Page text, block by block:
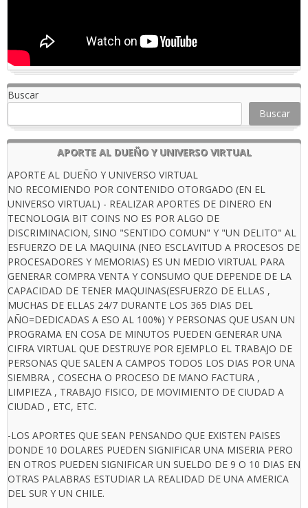
Buscar
Buscar
APORTE AL DUEÑO Y UNIVERSO VIRTUAL
APORTE AL DUEÑO Y UNIVERSO VIRTUAL
NO RECOMIENDO POR CONTENIDO OTORGADO (EN EL
UNIVERSO VIRTUAL) - REALIZAR APORTES DE DINERO EN
TECNOLOGIA BIT COINS NO ES POR ALGO DE
DISCRIMINACION, SINO "SENTIDO COMUN" Y "UN DELITO" AL
ESFUERZO DE LA MAQUINA (NEO ESCLAVITUD A PROCESOS DE
PROCESADORES Y MEMORIAS) ES UN MEDIO VIRTUAL PARA
GENERAR COMPRA VENTA Y CONSUMO QUE DEPENDE DE LA
CAPACIDAD DE TENER MAQUINAS(ESFUERZO DE ELLAS ,
MUCHAS DE ELLAS 24/7 DURANTE LOS 365 DIAS DEL
AÑO=DEDICADAS A ESO AL 100%) Y PERSONAS QUE USAN UN
PROGRAMA EN COSA DE MINUTOS PUEDEN GENERAR UNA
CIFRA VIRTUAL QUE DESTRUYE POR EJEMPLO EL TRABAJO DE
PERSONAS QUE SALEN A CAMPOS TODOS LOS DIAS POR UNA
SIEMBRA , COSECHA O PROCESO DE MANO FACTURA ,
LIMPIEZA , TRABAJO FISICO, DE MOVIMIENTO DE CIUDAD A
CIUDAD , ETC, ETC.
-LOS APORTES QUE SEAN PENSANDO QUE EXISTEN PAISES
DONDE 10 DOLARES PUEDEN SIGNIFICAR UNA MISERIA PERO
EN OTROS PUEDEN SIGNIFICAR UN SUELDO DE 9 O 10 DIAS EN
OTRAS PALABRAS ESTUDIAR LA REALIDAD DE UNA AMERICA
DEL SUR Y UN CHILE.